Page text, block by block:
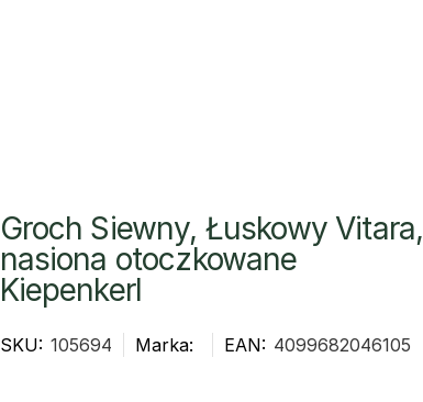
Groch Siewny, Łuskowy Vitara,
nasiona otoczkowane
Kiepenkerl
SKU: 105694 Marka: EAN: 4099682046105